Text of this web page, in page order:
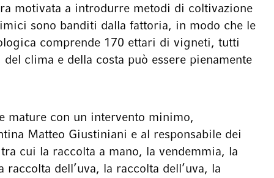
motivata a introdurre metodi di coltivazione
sono banditi dalla fattoria, in modo che le
comprende 170 ettari di vigneti, tutti
clima e della costa può essere pienamente
mature con un intervento minimo,
Matteo Giustiniani e al responsabile dei
cui la raccolta a mano, la vendemmia, la
raccolta dell’uva, la raccolta dell’uva, la